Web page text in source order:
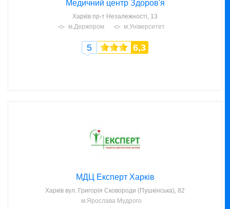
Медичний центр Здоров'я
Харків пр-т Незалежності, 13
м.Держпром
м.Університет
5 6,3
МДЦ Експерт Харків
Харків вул. Григорія Сковороди (Пушкінська), 82
м.Ярослава Мудрого